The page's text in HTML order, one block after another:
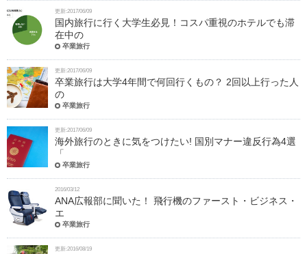
更新:2017/06/09
国内旅行に行く大学生必見！コスパ重視のホテルでも滞
在中の
卒業旅行
更新:2017/06/09
卒業旅行は大学4年間で何回行くもの？ 2回以上行った人
の
卒業旅行
更新:2017/06/09
海外旅行のときに気をつけたい! 国別マナー違反行為4選
「
卒業旅行
2016/03/12
ANA広報部に聞いた！ 飛行機のファースト・ビジネス・
エ
卒業旅行
更新:2016/08/19